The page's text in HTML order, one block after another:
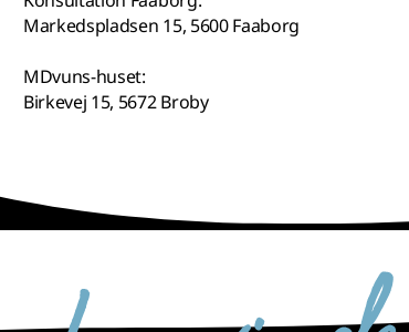
Markedspladsen 15, 5600 Faaborg
MDvuns-huset:
Birkevej 15, 5672 Broby